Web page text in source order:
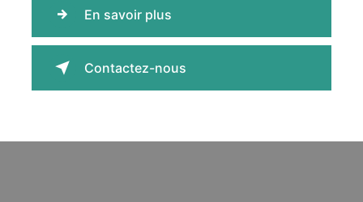
En savoir plus
Contactez-nous